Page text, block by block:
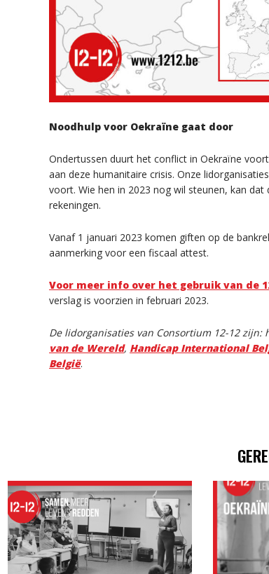
Noodhulp voor Oekraïne gaat door
Ondertussen duurt het conflict in Oekraïne
aan deze humanitaire crisis. Onze
voort. Wie hen in 2023 nog wil steunen, kan
rekeningen.
Vanaf 1 januari 2023 komen giften op de
aanmerking voor een fiscaal attest.
Voor meer info over het gebruik van de
verslag is voorzien in februari 2023.
De lidorganisaties van Consortium 12-12 zijn:
van de Wereld, Handicap International
België.